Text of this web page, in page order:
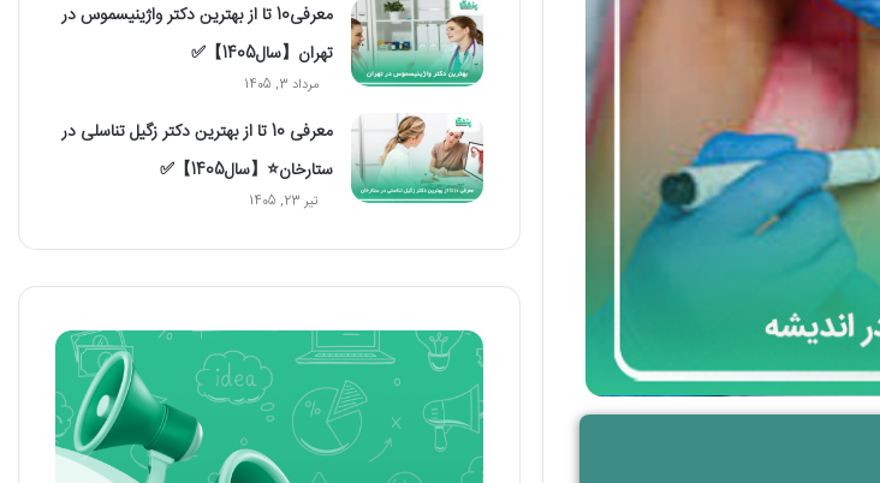
معرفی10 تا از بهترین دکتر واژینیسموس در
تهران【سال1405】✅
مرداد 3, 1405
معرفی 10 تا از بهترین دکتر زگیل تناسلی در
ستارخان⭐【سال1405】✅
تیر 23, 1405